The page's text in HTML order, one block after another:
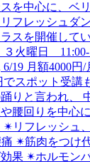
を中心に、ベ
フレッシュダ
スを開催して
火曜日 11:00-
19 月額4000円
スポット受講
りと言われ、
腰回りを中心
✴リフレッシュ
✴筋肉をつけ
果 ✴ホルモン